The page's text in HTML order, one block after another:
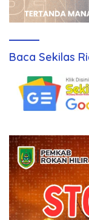
Baca Sekilas